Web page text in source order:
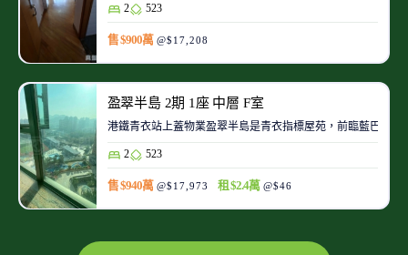
2 523
售 $900萬 @$17,208
盈翠半島 2期 1座 中層 F室
港鐵青衣站上蓋物業盈翠半島是青衣指標屋苑，前臨藍巴勒
2 523
售 $940萬 @$17,973 租 $2.4萬 @$46